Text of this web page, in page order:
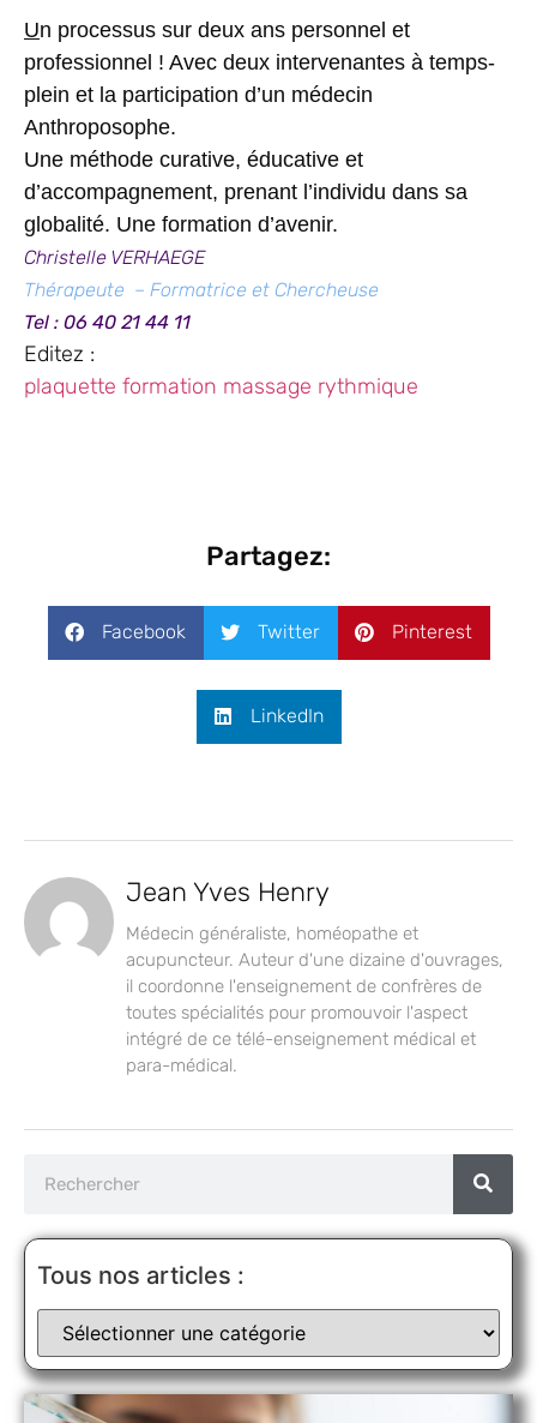
Un processus sur deux ans personnel et
professionnel ! Avec deux intervenantes à temps-
plein et la participation d’un médecin
Anthroposophe.
Une méthode curative, éducative et
d’accompagnement, prenant l’individu dans sa
globalité. Une formation d’avenir.
Christelle VERHAEGE
Thérapeute – Formatrice et Chercheuse
Tel : 06 40 21 44 11
Editez :
plaquette formation massage rythmique
Partagez:
Facebook Twitter Pinterest
LinkedIn
Jean Yves Henry
Médecin généraliste, homéopathe et
acupuncteur. Auteur d'une dizaine d'ouvrages,
il coordonne l'enseignement de confrères de
toutes spécialités pour promouvoir l'aspect
intégré de ce télé-enseignement médical et
para-médical.
Tous nos articles :